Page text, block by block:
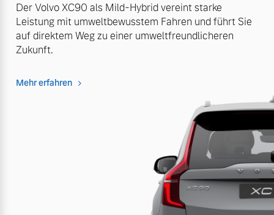
Der Volvo XC90 als Mild-Hybrid vereint starke
Leistung mit umweltbewusstem Fahren und führt Sie
auf direktem Weg zu einer umweltfreundlicheren
Zukunft.
Mehr erfahren